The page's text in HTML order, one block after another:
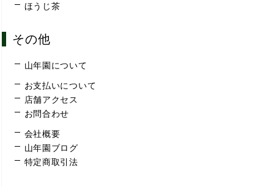
ほうじ茶
その他
山年園について
お支払いについて
店舗アクセス
お問合わせ
会社概要
山年園ブログ
特定商取引法